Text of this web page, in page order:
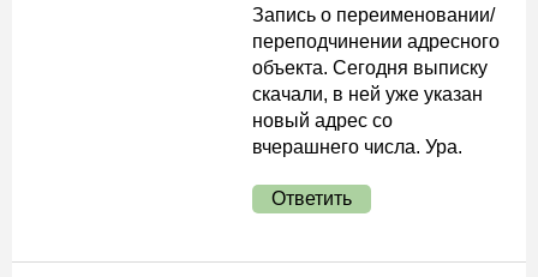
Запись о переименовании/
переподчинении адресного
объекта. Сегодня выписку
скачали, в ней уже указан
новый адрес со
вчерашнего числа. Ура.
Ответить